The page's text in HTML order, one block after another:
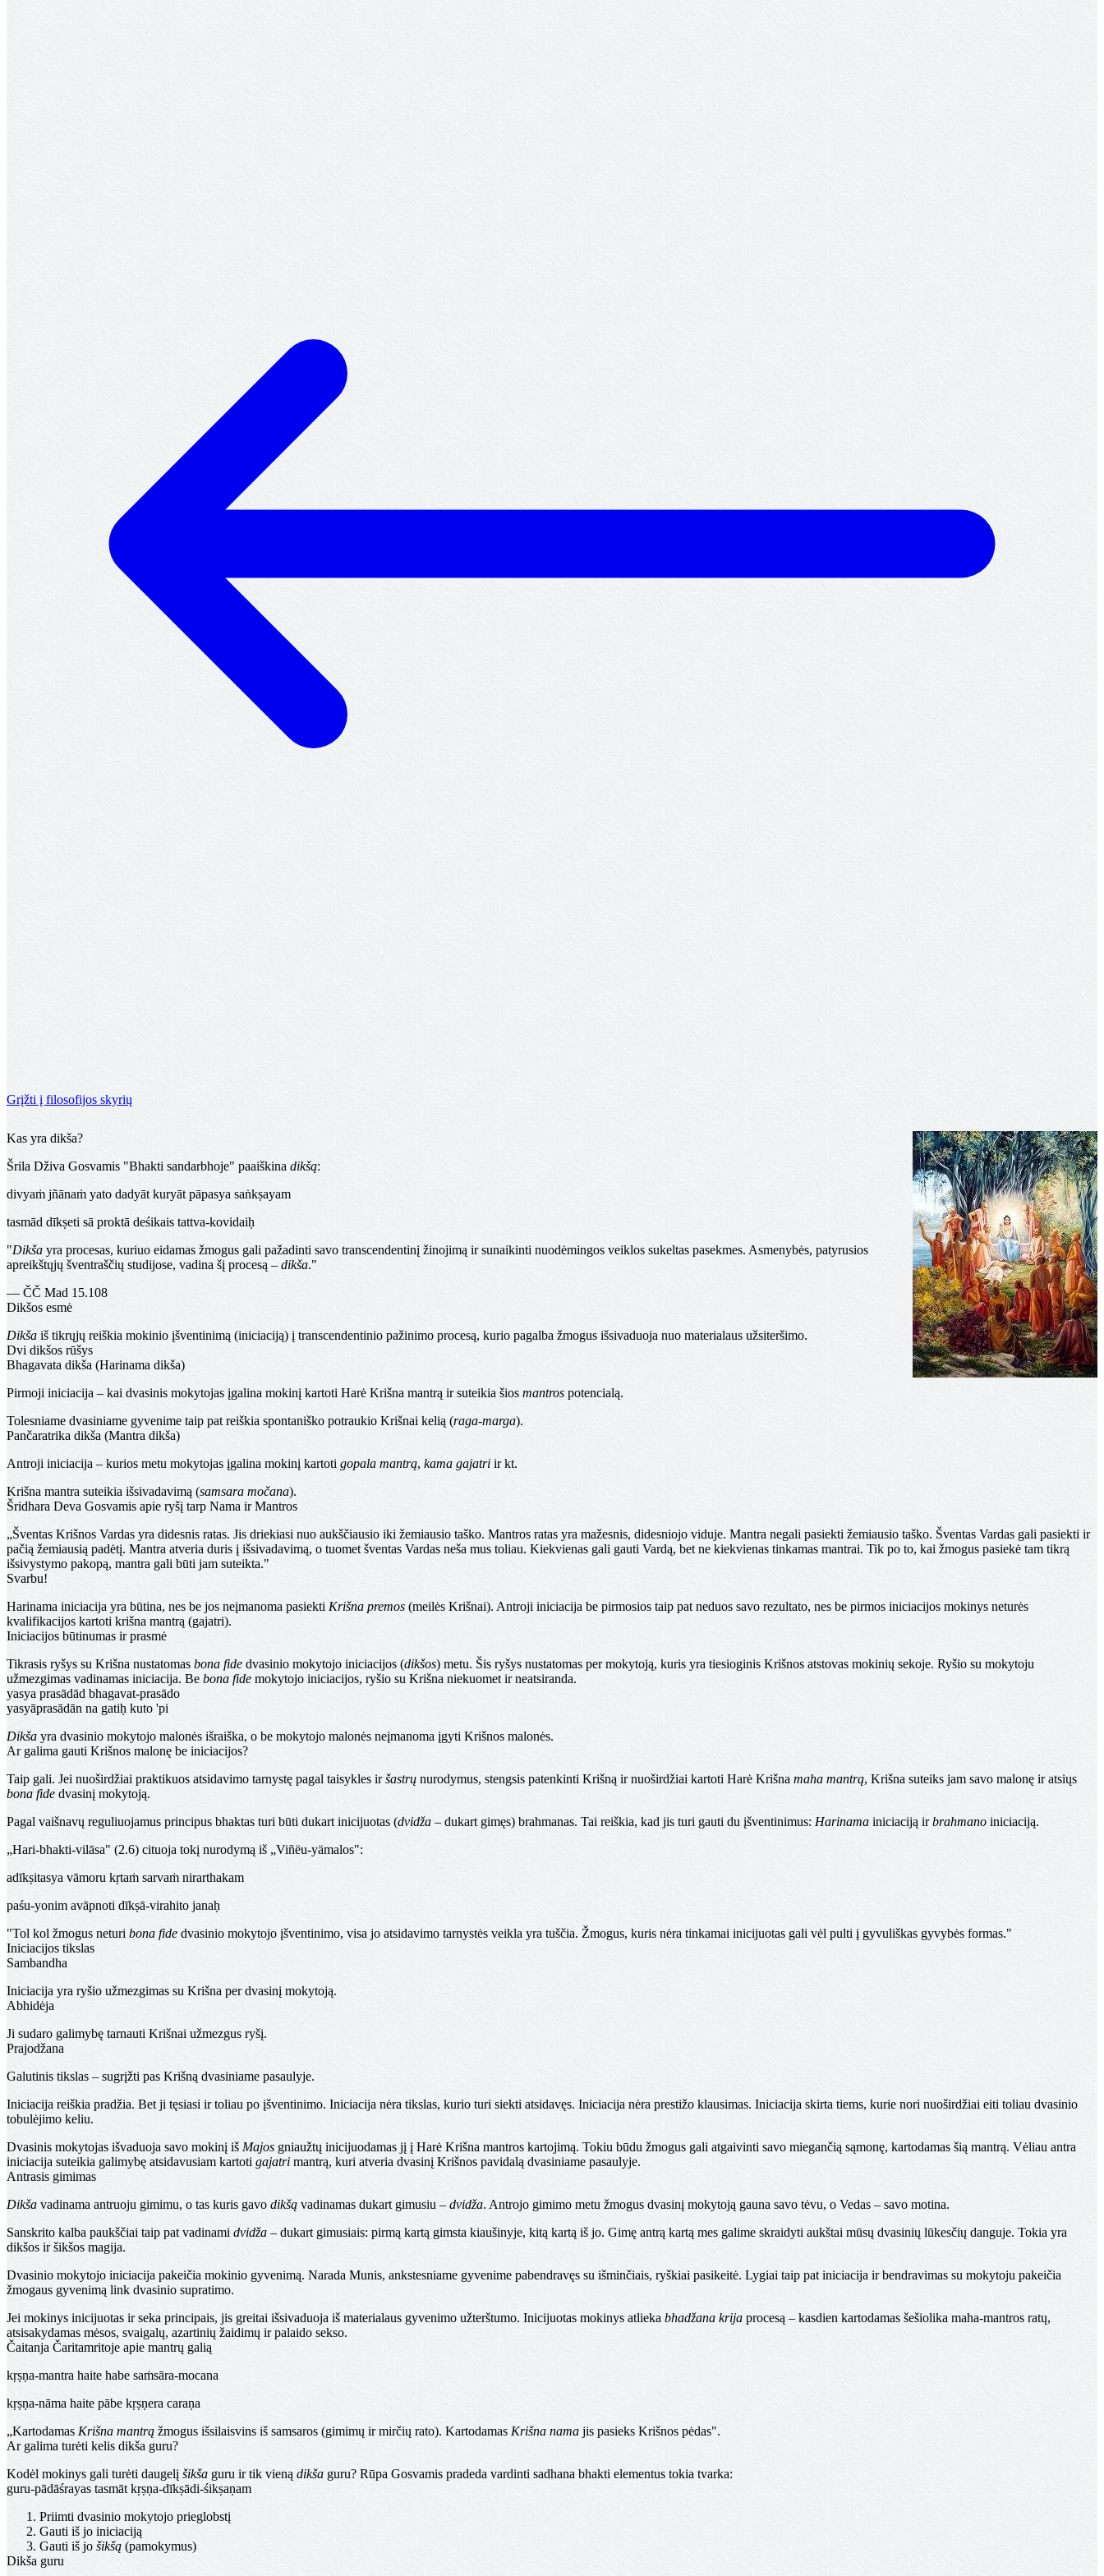
Grįžti į filosofijos skyrių
Kas yra dikša?
Šrila Dživa Gosvamis "Bhakti sandarbhoje" paaiškina dikšą:
divyaṁ jñānaṁ yato dadyāt kuryāt pāpasya saṅkṣayam
tasmād dīkṣeti sā proktā deśikais tattva-kovidaiḥ
"Dikša yra procesas, kuriuo eidamas žmogus gali pažadinti savo transcendentinį žinojimą ir sunaikinti nuodėmingos veiklos sukeltas pasekmes. Asmenybės, patyrusios
apreikštųjų šventraščių studijose, vadina šį procesą – dikša."
— ČČ Mad 15.108
Dikšos esmė
Dikša iš tikrųjų reiškia mokinio įšventinimą (iniciaciją) į transcendentinio pažinimo procesą, kurio pagalba žmogus išsivaduoja nuo materialaus užsiteršimo.
Dvi dikšos rūšys
Bhagavata dikša (Harinama dikša)
Pirmoji iniciacija – kai dvasinis mokytojas įgalina mokinį kartoti Harė Krišna mantrą ir suteikia šios mantros potencialą.
Tolesniame dvasiniame gyvenime taip pat reiškia spontaniško potraukio Krišnai kelią (raga-marga).
Pančaratrika dikša (Mantra dikša)
Antroji iniciacija – kurios metu mokytojas įgalina mokinį kartoti gopala mantrą, kama gajatri ir kt.
Krišna mantra suteikia išsivadavimą (samsara močana).
Šridhara Deva Gosvamis apie ryšį tarp Nama ir Mantros
„Šventas Krišnos Vardas yra didesnis ratas. Jis driekiasi nuo aukščiausio iki žemiausio taško. Mantros ratas yra mažesnis, didesniojo viduje. Mantra negali pasiekti žemiausio taško. Šventas Vardas gali pasiekti ir
pačią žemiausią padėtį. Mantra atveria duris į išsivadavimą, o tuomet šventas Vardas neša mus toliau. Kiekvienas gali gauti Vardą, bet ne kiekvienas tinkamas mantrai. Tik po to, kai žmogus pasiekė tam tikrą
išsivystymo pakopą, mantra gali būti jam suteikta."
Svarbu!
Harinama iniciacija yra būtina, nes be jos neįmanoma pasiekti Krišna premos (meilės Krišnai). Antroji iniciacija be pirmosios taip pat neduos savo rezultato, nes be pirmos iniciacijos mokinys neturės
kvalifikacijos kartoti krišna mantrą (gajatri).
Iniciacijos būtinumas ir prasmė
Tikrasis ryšys su Krišna nustatomas bona fide dvasinio mokytojo iniciacijos (dikšos) metu. Šis ryšys nustatomas per mokytoją, kuris yra tiesioginis Krišnos atstovas mokinių sekoje. Ryšio su mokytoju
užmezgimas vadinamas iniciacija. Be bona fide mokytojo iniciacijos, ryšio su Krišna niekuomet ir neatsiranda.
yasya prasādād bhagavat-prasādo
yasyāprasādān na gatiḥ kuto 'pi
Dikša yra dvasinio mokytojo malonės išraiška, o be mokytojo malonės neįmanoma įgyti Krišnos malonės.
Ar galima gauti Krišnos malonę be iniciacijos?
Taip gali. Jei nuoširdžiai praktikuos atsidavimo tarnystę pagal taisykles iršastrų nurodymus, stengsis patenkinti Krišną ir nuoširdžiai kartoti Harė Krišna maha mantrą, Krišna suteiks jam savo malonę ir atsiųs
bona fide dvasinį mokytoją.
Pagal vaišnavų reguliuojamus principus bhaktas turi būti dukart inicijuotas (dvidža– dukart gimęs) brahmanas. Tai reiškia, kad jis turi gauti du įšventinimus: Harinama iniciaciją irbrahmano iniciaciją.
„Hari-bhakti-vilāsa" (2.6) cituoja tokį nurodymą iš „Viñëu-yämalos":
adīkṣitasya vāmoru kṛtaṁ sarvaṁ nirarthakam
paśu-yonim avāpnoti dīkṣā-virahito janaḥ
"Tol kol žmogus neturi bona fide dvasinio mokytojo įšventinimo, visa jo atsidavimo tarnystės veikla yra tuščia. Žmogus, kuris nėra tinkamai inicijuotas gali vėl pulti į gyvuliškas gyvybės formas."
Iniciacijos tikslas
Sambandha
Iniciacija yra ryšio užmezgimas su Krišna per dvasinį mokytoją.
Abhidėja
Ji sudaro galimybę tarnauti Krišnai užmezgus ryšį.
Prajodžana
Galutinis tikslas – sugrįžti pas Krišną dvasiniame pasaulyje.
Iniciacija reiškia pradžia. Bet ji tęsiasi ir toliau po įšventinimo. Iniciacija nėra tikslas, kurio turi siekti atsidavęs. Iniciacija nėra prestižo klausimas. Iniciacija skirta tiems, kurie nori nuoširdžiai eiti toliau dvasinio
tobulėjimo keliu.
Dvasinis mokytojas išvaduoja savo mokinį iš Majos gniaužtų inicijuodamas jį į Harė Krišna mantros kartojimą. Tokiu būdu žmogus gali atgaivinti savo miegančią sąmonę, kartodamas šią mantrą. Vėliau antra
iniciacija suteikia galimybę atsidavusiam kartoti gajatri mantrą, kuri atveria dvasinį Krišnos pavidalą dvasiniame pasaulyje.
Antrasis gimimas
Dikša vadinama antruoju gimimu, o tas kuris gavo dikšą vadinamas dukart gimusiu –dvidža. Antrojo gimimo metu žmogus dvasinį mokytoją gauna savo tėvu, o Vedas – savo motina.
Sanskrito kalba paukščiai taip pat vadinami dvidža– dukart gimusiais: pirmą kartą gimsta kiaušinyje, kitą kartą iš jo. Gimę antrą kartą mes galime skraidyti aukštai mūsų dvasinių lūkesčių danguje. Tokia yra
dikšos ir šikšos magija.
Dvasinio mokytojo iniciacija pakeičia mokinio gyvenimą. Narada Munis, ankstesniame gyvenime pabendravęs su išminčiais, ryškiai pasikeitė. Lygiai taip pat iniciacija ir bendravimas su mokytoju pakeičia
žmogaus gyvenimą link dvasinio supratimo.
Jei mokinys inicijuotas ir seka principais, jis greitai išsivaduoja iš materialaus gyvenimo užterštumo. Inicijuotas mokinys atlieka bhadžana krija procesą – kasdien kartodamas šešiolika maha-mantros ratų,
atsisakydamas mėsos, svaigalų, azartinių žaidimų ir palaido sekso.
Čaitanja Čaritamritoje apie mantrų galią
kṛṣṇa-mantra haite habe saṁsāra-mocana
kṛṣṇa-nāma haite pābe kṛṣṇera caraṇa
„Kartodamas Krišna mantrą žmogus išsilaisvins iš samsaros (gimimų ir mirčių rato). Kartodamas Krišna nama jis pasieks Krišnos pėdas".
Ar galima turėti kelis dikša guru?
Kodėl mokinys gali turėti daugelį šikša guru ir tik vieną dikša guru? Rūpa Gosvamis pradeda vardinti sadhana bhakti elementus tokia tvarka:
guru-pādāśrayas tasmāt kṛṣṇa-dīkṣādi-śikṣaṇam
Priimti dvasinio mokytojo prieglobstį
Gauti iš jo iniciaciją
Gauti iš jo šikšą (pamokymus)
Dikša guru